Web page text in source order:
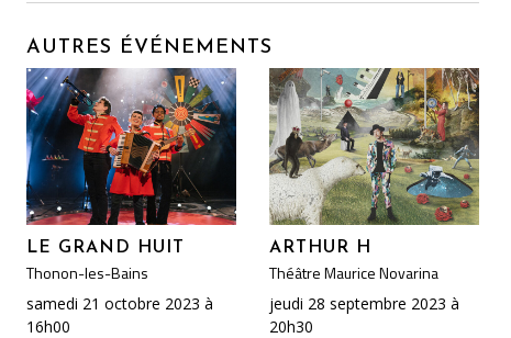
AUTRES ÉVÉNEMENTS
LE GRAND HUIT
Thonon-les-Bains
samedi 21 octobre 2023 à
16h00
ARTHUR H
Théâtre Maurice Novarina
jeudi 28 septembre 2023 à
20h30